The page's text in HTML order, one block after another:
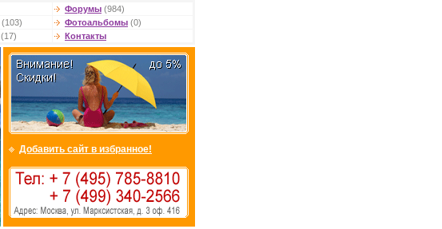
Форумы (984)
(103) Фотоальбомы (0)
(17) Контакты
Добавить сайт в избранное!